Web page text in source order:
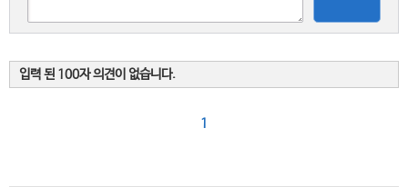
입력 된 100자 의견이 없습니다.
1